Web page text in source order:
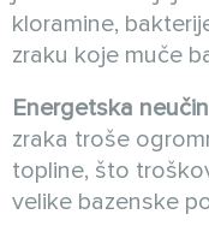
kloramine,
zraku koje muče
Energetska
zraka troše
topline, što
velike bazenske